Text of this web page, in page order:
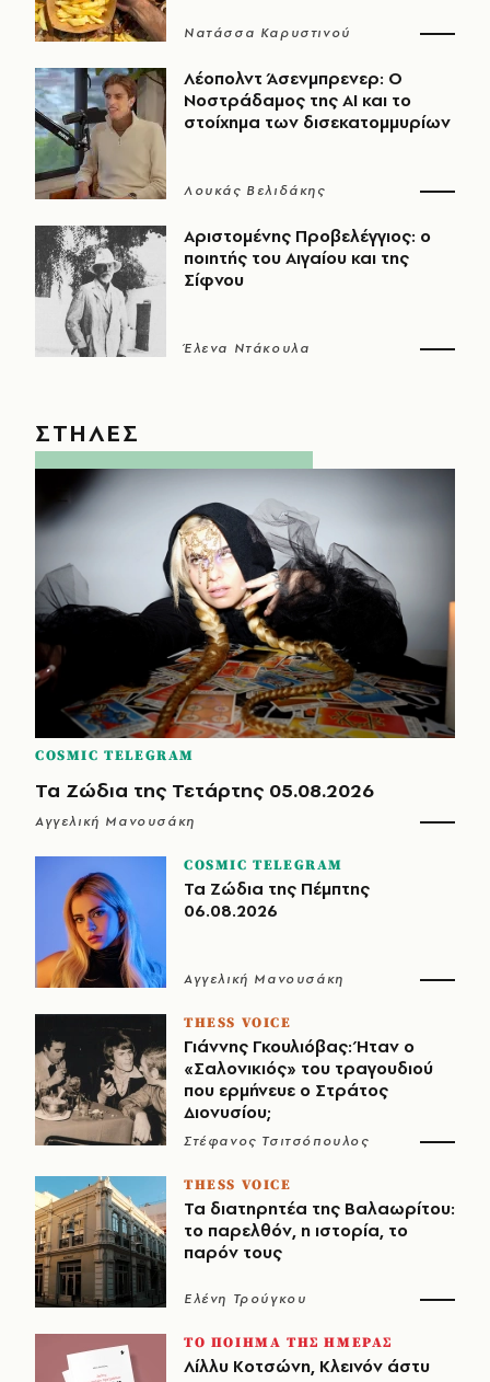
Νατάσσα Καρυστινού
Λέοπολντ Άσενμπρενερ: Ο
Νοστράδαμος της AI και το
στοίχημα των δισεκατομμυρίων
Λουκάς Βελιδάκης
Αριστομένης Προβελέγγιος: ο
ποιητής του Αιγαίου και της
Σίφνου
Έλενα Ντάκουλα
ΣΤΗΛΕΣ
COSMIC TELEGRAM
Τα Ζώδια της Τετάρτης 05.08.2026
Αγγελική Μανουσάκη
COSMIC TELEGRAM
Τα Ζώδια της Πέμπτης
06.08.2026
Αγγελική Μανουσάκη
THESS VOICE
Γιάννης Γκουλιόβας: Ήταν ο
«Σαλονικιός» του τραγουδιού
που ερμήνευε ο Στράτος
Διονυσίου;
Στέφανος Τσιτσόπουλος
THESS VOICE
Τα διατηρητέα της Βαλαωρίτου:
το παρελθόν, η ιστορία, το
παρόν τους
Ελένη Τρούγκου
ΤΟ ΠΟΙΗΜΑ ΤΗΣ ΗΜΕΡΑΣ
Λίλλυ Κοτσώνη, Κλεινόν άστυ